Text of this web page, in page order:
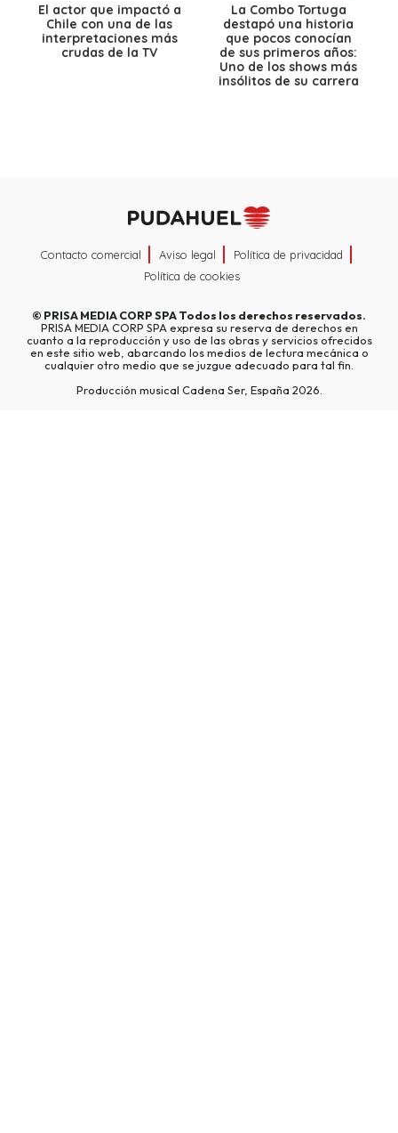
El actor que impactó a
Chile con una de las
interpretaciones más
crudas de la TV
La Combo Tortuga
destapó una historia
que pocos conocían
de sus primeros años:
Uno de los shows más
insólitos de su carrera
Contacto comercial Aviso legal
Política de privacidad
Política de cookies
© PRISA MEDIA CORP SPATodos los derechos reservados.
PRISA MEDIA CORP SPA expresa su reserva de derechos en
cuanto a la reproducción y uso de las obras y servicios ofrecidos
en este sitio web, abarcando los medios de lectura mecánica o
cualquier otro medio que se juzgue adecuado para tal fin.
Producción musical Cadena Ser, España 2026.